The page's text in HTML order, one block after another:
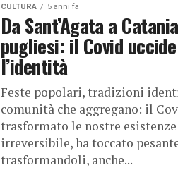
CULTURA 5 anni fa
Da Sant’Agata a
pugliesi: il Covid
l’identità
Feste popolari, tradizioni
comunità che aggregano: il
trasformato le nostre
irreversibile, ha toccato
trasformandoli, anche...